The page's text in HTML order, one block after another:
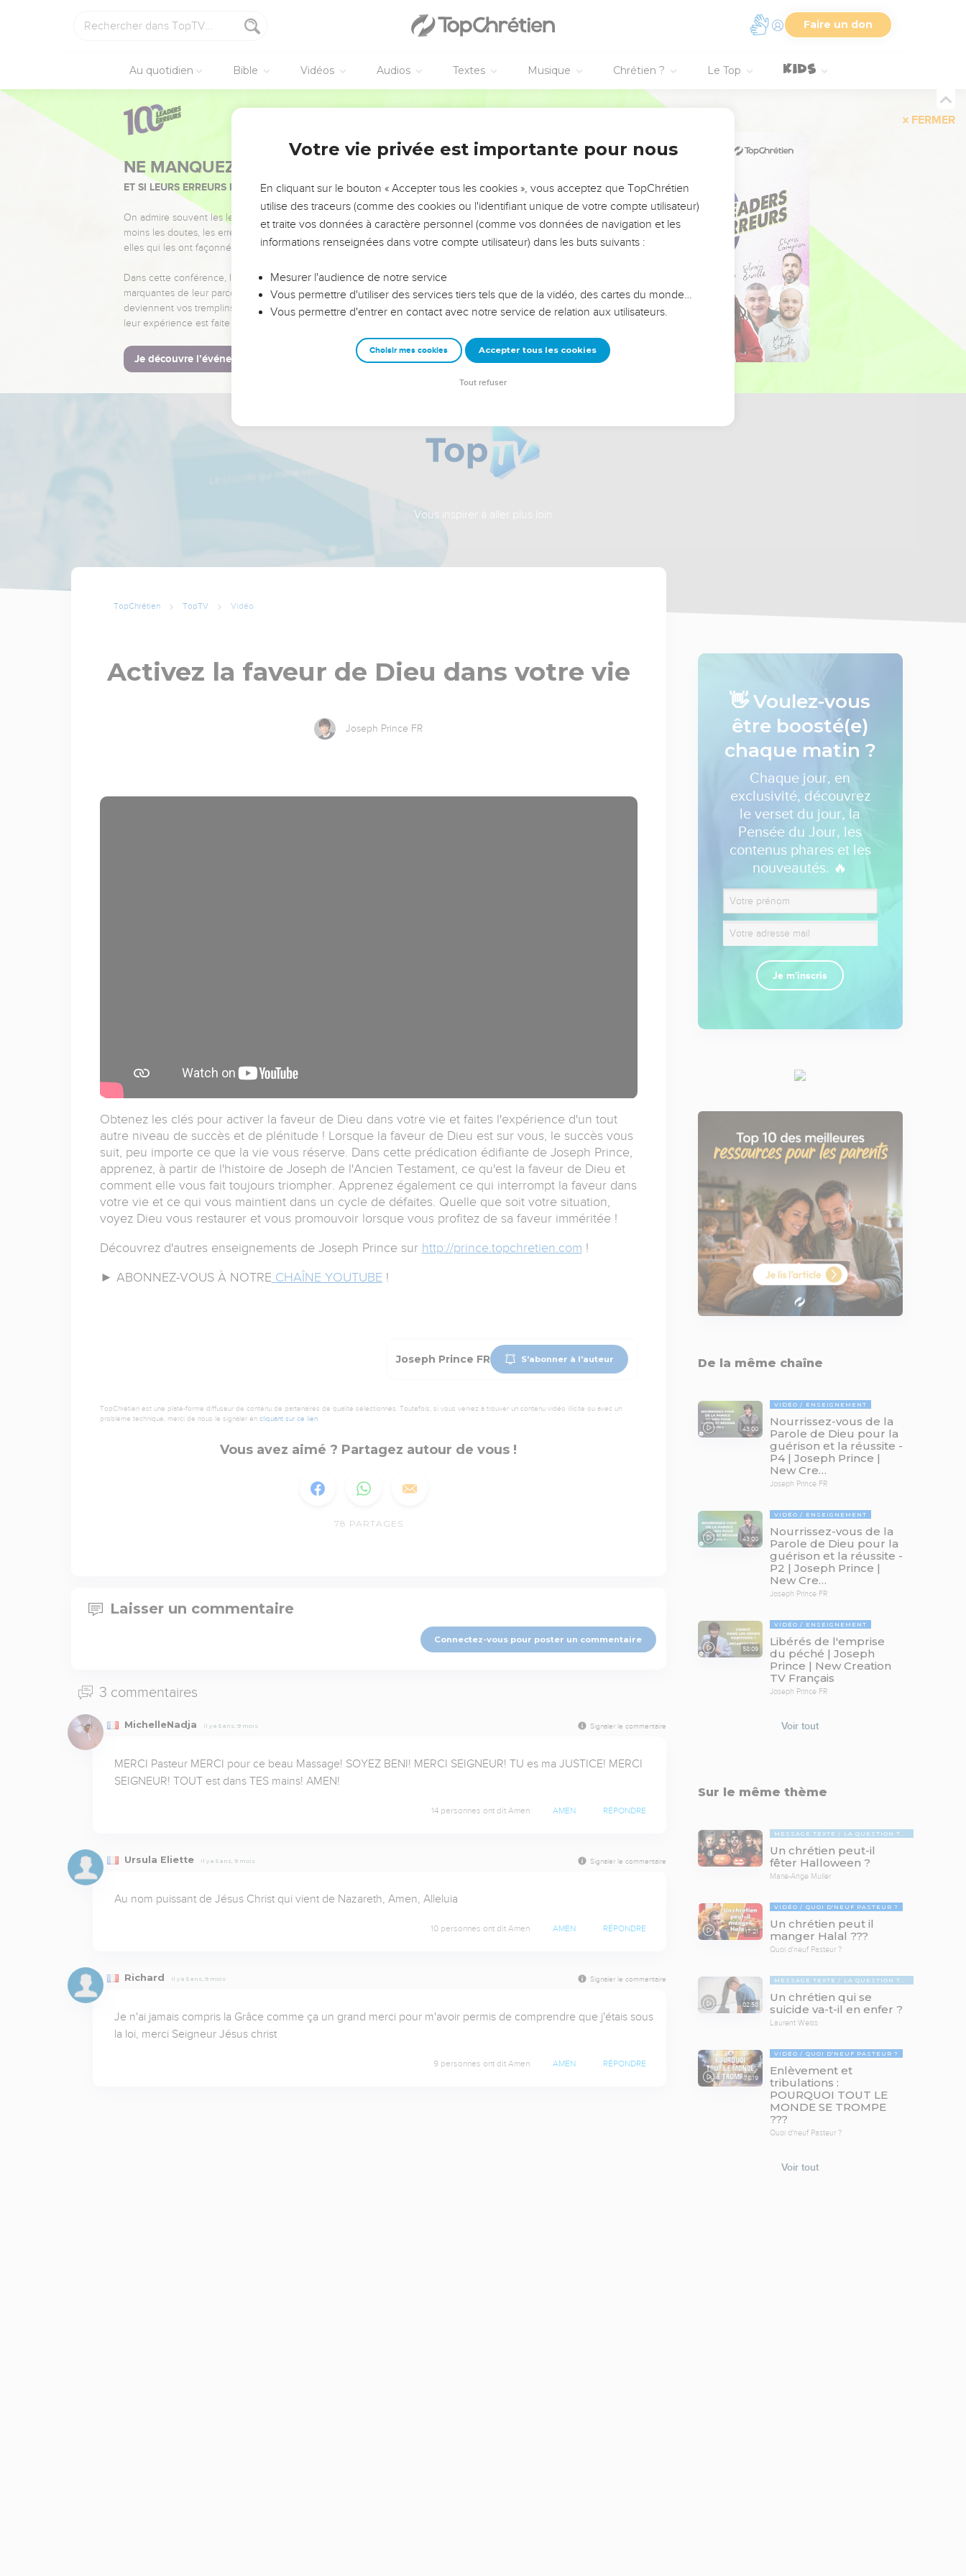
Faire un don
Au quotidien Bible Vidéos Audios Textes Musique Chrétien ? Le Top
FERMER
NE MANQUEZ PAS L’ÉVÉNEMENT DE L’ANNÉE !
ET SI LEURS ERREURS POUVAIENT VOUS ÉVITER LES VOTRES ?
On admire souvent les leaders pour leurs réussites, leur impact, leur foi ou leur vision. Mais on voit
moins les doutes, les erreurs et les saisons difficiles qu'ils ont traversés, alors même que ce sont
elles qui les ont façonnés.
Dans cette conférence, leaders, entrepreneurs, et responsables reviennent sur les erreurs
marquantes de leur parcours et les clés pour avancer avec plus de sagesse afin que leurs erreurs
deviennent vos tremplins. Que vous guidiez un ministère, une équipe, un groupe ou une famille,
leur expérience est faite pour vous.
Je découvre l’événement
Vous inspirer à aller plus loin
TopChrétien TopTV Vidéo
Activez la faveur de Dieu dans votre vie
Joseph Prince FR
Obtenez les clés pour activer la faveur de Dieu dans votre vie et faites l'expérience d'un tout
autre niveau de succès et de plénitude ! Lorsque la faveur de Dieu est sur vous, le succès vous
suit, peu importe ce que la vie vous réserve. Dans cette prédication édifiante de Joseph Prince,
apprenez, à partir de l'histoire de Joseph de l'Ancien Testament, ce qu'est la faveur de Dieu et
comment elle vous fait toujours triompher. Apprenez également ce qui interrompt la faveur dans
votre vie et ce qui vous maintient dans un cycle de défaites. Quelle que soit votre situation,
voyez Dieu vous restaurer et vous promouvoir lorsque vous profitez de sa faveur imméritée !
Découvrez d'autres enseignements de Joseph Prince sur http://prince.topchretien.com !
► ABONNEZ-VOUS À NOTRE CHAÎNE YOUTUBE !
Joseph Prince FR S'abonner à l'auteur
TopChrétien est une plate-forme diffuseur de contenu de partenaires de qualité sélectionnés. Toutefois, si vous veniez à trouver un contenu vidéo illicite ou avec un
problème technique, merci de nous le signaler en cliquant sur ce lien.
Vous avez aimé ? Partagez autour de vous !
78 PARTAGES
Laisser un commentaire
Connectez-vous pour poster un commentaire
3 commentaires
MichelleNadja Il y a 5 ans, 9 mois Signaler le commentaire
MERCI Pasteur MERCI pour ce beau Massage! SOYEZ BENI! MERCI SEIGNEUR! TU es ma JUSTICE! MERCI
SEIGNEUR! TOUT est dans TES mains! AMEN!
14 personnes ont dit Amen AMEN RÉPONDRE
Ursula Eliette Il y a 5 ans, 9 mois Signaler le commentaire
Au nom puissant de Jésus Christ qui vient de Nazareth, Amen, Alleluia
10 personnes ont dit Amen AMEN RÉPONDRE
Richard Il y a 5 ans, 9 mois Signaler le commentaire
Je n'ai jamais compris la Grâce comme ça un grand merci pour m'avoir permis de comprendre que j'étais sous
la loi, merci Seigneur Jésus christ
9 personnes ont dit Amen AMEN RÉPONDRE
👋 Voulez-vous
être boosté(e)
chaque matin ?
Chaque jour, en
exclusivité, découvrez
le verset du jour, la
Pensée du Jour, les
contenus phares et les
nouveautés. 🔥
Je m'inscris
De la même chaîne
43:00
VIDÉO ENSEIGNEMENT
Nourrissez-vous de la
Parole de Dieu pour la
guérison et la réussite -
P4 | Joseph Prince |
New Cre…
Joseph Prince FR
43:00
VIDÉO ENSEIGNEMENT
Nourrissez-vous de la
Parole de Dieu pour la
guérison et la réussite -
P2 | Joseph Prince |
New Cre…
Joseph Prince FR
58:09
VIDÉO ENSEIGNEMENT
Libérés de l'emprise
du péché | Joseph
Prince | New Creation
TV Français
Joseph Prince FR
Voir tout
Sur le même thème
MESSAGE TEXTE LA QUESTION TABOUE
Un chrétien peut-il
fêter Halloween ?
Marie-Ange Muller
17:21
VIDÉO QUOI D'NEUF PASTEUR ?
Un chrétien peut il
manger Halal ???
Quoi d'neuf Pasteur ?
02:50
MESSAGE TEXTE LA QUESTION TABOUE
Un chrétien qui se
suicide va-t-il en enfer ?
Laurent Weiss
78:19
VIDÉO QUOI D'NEUF PASTEUR ?
Enlèvement et
tribulations :
POURQUOI TOUT LE
MONDE SE TROMPE
???
Quoi d'neuf Pasteur ?
Voir tout
Votre vie privée est importante pour nous
En cliquant sur le bouton « Accepter tous les cookies », vous acceptez que TopChrétien
utilise des traceurs (comme des cookies ou l'identifiant unique de votre compte utilisateur)
et traite vos données à caractère personnel (comme vos données de navigation et les
informations renseignées dans votre compte utilisateur) dans les buts suivants :
Mesurer l'audience de notre service
Vous permettre d'utiliser des services tiers tels que de la vidéo, des cartes du monde…
Vous permettre d'entrer en contact avec notre service de relation aux utilisateurs.
Choisir mes cookies Accepter tous les cookies
Tout refuser